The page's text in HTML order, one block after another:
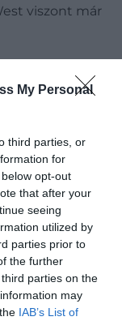
My Personal
third parties, or
for
opt-out
that after your
seeing
utilized by
parties prior to
the further
parties on the
may
IAB’s List of
viszont már
G.O.O.D.
a legelső
nála sose lehet
valami,
nem jelent
bővíteni.